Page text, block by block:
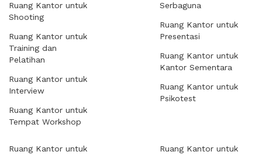
Ruang Kantor untuk
Shooting
Ruang Kantor untuk
Training dan
Pelatihan
Ruang Kantor untuk
Interview
Ruang Kantor untuk
Tempat Workshop
Serbaguna
Ruang Kantor untuk
Presentasi
Ruang Kantor untuk
Kantor Sementara
Ruang Kantor untuk
Psikotest
Ruang Kantor untuk
Ruang Kantor untuk